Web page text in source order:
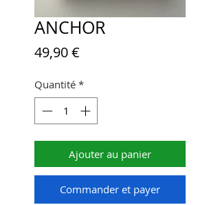
ANCHOR
49,90 €
Quantité *
Ajouter au panier
Commander et payer